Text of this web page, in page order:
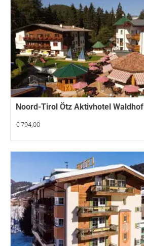
Noord-Tirol Ötz Aktivhotel Waldhof
€ 794,00